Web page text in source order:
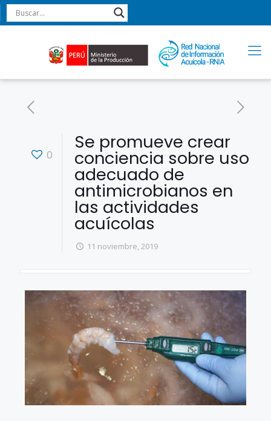
0
Se promueve crear
conciencia sobre uso
adecuado de
antimicrobianos en
las actividades
acuícolas
11 noviembre, 2019